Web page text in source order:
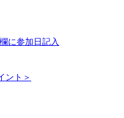
に参加日記入
ント＞